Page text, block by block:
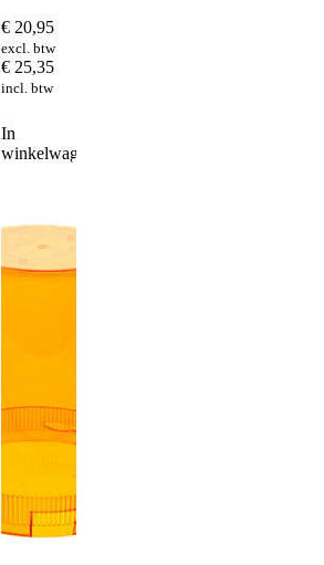
€ 20,95
excl. btw
€ 25,35
incl. btw
In
winkelwagen